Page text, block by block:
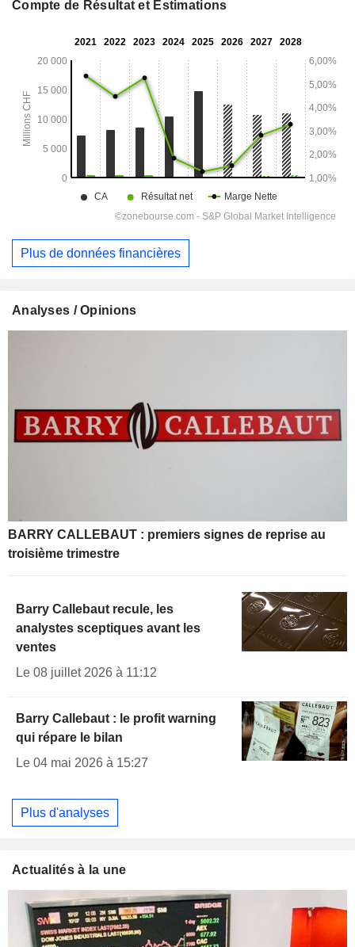
Compte de Résultat et Estimations
Plus de données financières
Analyses / Opinions
BARRY CALLEBAUT : premiers signes de reprise au
troisième trimestre
Barry Callebaut recule, les
analystes sceptiques avant les
ventes
Le 08 juillet 2026 à 11:12
Barry Callebaut : le profit warning
qui répare le bilan
Le 04 mai 2026 à 15:27
Plus d'analyses
Actualités à la une